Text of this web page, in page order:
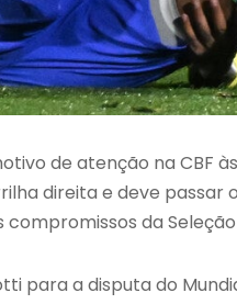
de atenção na CBF
direita e deve passar
da Seleção
para a disputa do